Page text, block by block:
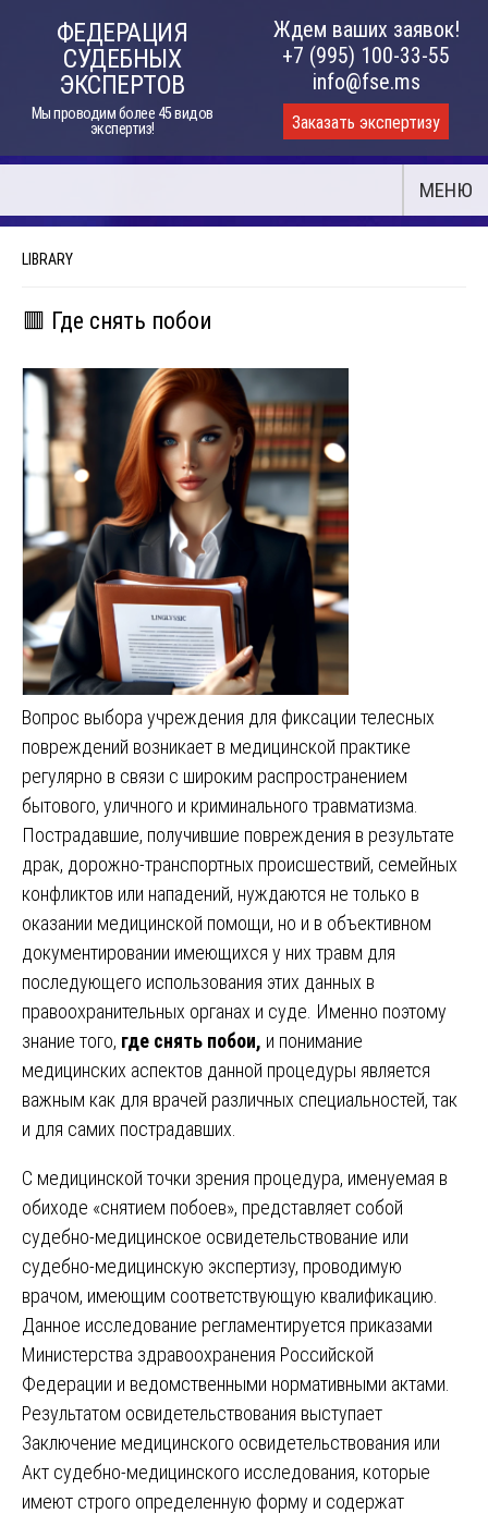
ФЕДЕРАЦИЯ
СУДЕБНЫХ
ЭКСПЕРТОВ
Мы проводим более 45 видов
экспертиз!
Ждем ваших заявок!
+7 (995) 100-33-55
info@fse.ms
Заказать экспертизу
МЕНЮ
LIBRARY
🟥 Где снять побои
Вопрос выбора учреждения для фиксации телесных
повреждений возникает в медицинской практике
регулярно в связи с широким распространением
бытового, уличного и криминального травматизма.
Пострадавшие, получившие повреждения в результате
драк, дорожно-транспортных происшествий, семейных
конфликтов или нападений, нуждаются не только в
оказании медицинской помощи, но и в объективном
документировании имеющихся у них травм для
последующего использования этих данных в
правоохранительных органах и суде. Именно поэтому
знание того, где снять побои, и понимание
медицинских аспектов данной процедуры является
важным как для врачей различных специальностей, так
и для самих пострадавших.
С медицинской точки зрения процедура, именуемая в
обиходе «снятием побоев», представляет собой
судебно-медицинское освидетельствование или
судебно-медицинскую экспертизу, проводимую
врачом, имеющим соответствующую квалификацию.
Данное исследование регламентируется приказами
Министерства здравоохранения Российской
Федерации и ведомственными нормативными актами.
Результатом освидетельствования выступает
Заключение медицинского освидетельствования или
Акт судебно-медицинского исследования, которые
имеют строго определенную форму и содержат